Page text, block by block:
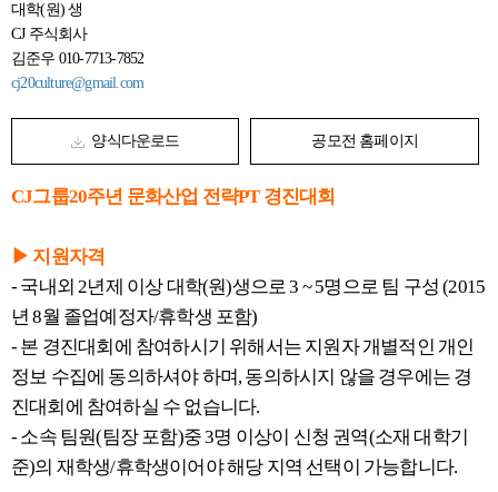
대학(원) 생
CJ 주식회사
김준우 010-7713-7852
cj20culture@gmail.com
양식다운로드 공모전 홈페이지
CJ그룹20주년 문화산업 전략PT 경진대회
▶ 지원자격
- 국내외 2년제 이상 대학(원)생으로 3 ~ 5명으로 팀 구성 (2015
년 8월 졸업예정자/휴학생 포함)
- 본 경진대회에 참여하시기 위해서는 지원자 개별적인 개인
정보 수집에 동의하셔야 하며, 동의하시지 않을 경우에는 경
진대회에 참여하실 수 없습니다.
- 소속 팀원(팀장 포함)중 3명 이상이 신청 권역(소재 대학기
준)의 재학생/휴학생이어야 해당 지역 선택이 가능합니다.